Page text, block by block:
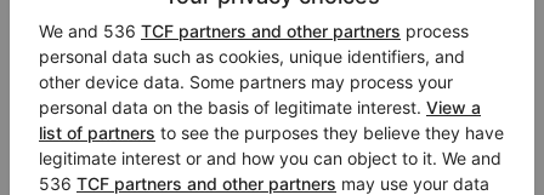
Professionnel (Entreprise)